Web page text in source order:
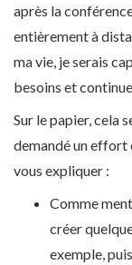
après la
entièrement à
ma vie, je serais
besoins et
Sur le papier, cela
demandé un effort
vous expliquer :
Comme
créer
exemple,